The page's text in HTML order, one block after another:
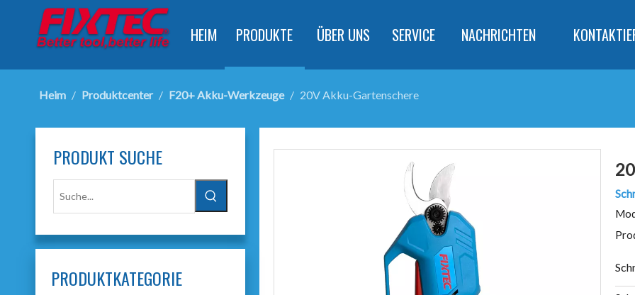
HEIM PRODUKTE ÜBER UNS SERVICE NACHRICHTEN
Heim / Produktcenter / F20+ Akku-Werkzeuge / 20V Akku-Gartenschere
PRODUKT SUCHE
PRODUKTKATEGORIE